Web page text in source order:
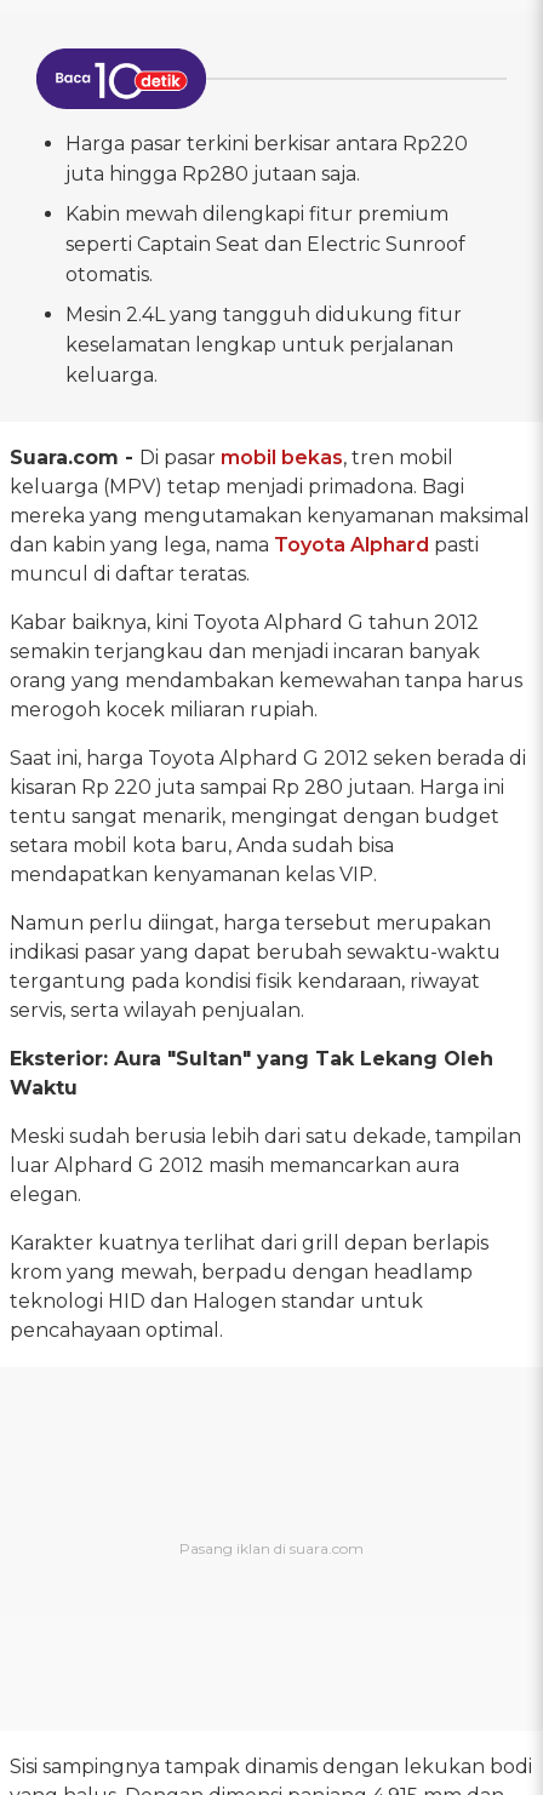
Harga pasar terkini berkisar antara Rp220
juta hingga Rp280 jutaan saja.
Kabin mewah dilengkapi fitur premium
seperti Captain Seat dan Electric Sunroof
otomatis.
Mesin 2.4L yang tangguh didukung fitur
keselamatan lengkap untuk perjalanan
keluarga.
Suara.com - Di pasar mobil bekas, tren mobil
keluarga (MPV) tetap menjadi primadona. Bagi
mereka yang mengutamakan kenyamanan maksimal
dan kabin yang lega, nama Toyota Alphard pasti
muncul di daftar teratas.
Kabar baiknya, kini Toyota Alphard G tahun 2012
semakin terjangkau dan menjadi incaran banyak
orang yang mendambakan kemewahan tanpa harus
merogoh kocek miliaran rupiah.
Saat ini, harga Toyota Alphard G 2012 seken berada di
kisaran Rp 220 juta sampai Rp 280 jutaan. Harga ini
tentu sangat menarik, mengingat dengan budget
setara mobil kota baru, Anda sudah bisa
mendapatkan kenyamanan kelas VIP.
Namun perlu diingat, harga tersebut merupakan
indikasi pasar yang dapat berubah sewaktu-waktu
tergantung pada kondisi fisik kendaraan, riwayat
servis, serta wilayah penjualan.
Eksterior: Aura "Sultan" yang Tak Lekang Oleh
Waktu
Meski sudah berusia lebih dari satu dekade, tampilan
luar Alphard G 2012 masih memancarkan aura
elegan.
Karakter kuatnya terlihat dari grill depan berlapis
krom yang mewah, berpadu dengan headlamp
teknologi HID dan Halogen standar untuk
pencahayaan optimal.
Sisi sampingnya tampak dinamis dengan lekukan bodi